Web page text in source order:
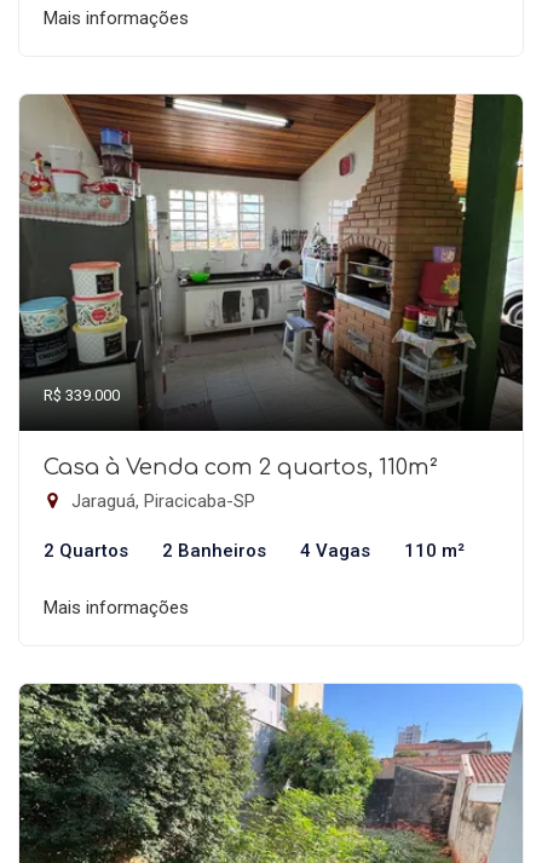
Mais informações
R$ 339.000
Casa à Venda com 2 quartos, 110m²
Jaraguá, Piracicaba-SP
2 Quartos 2 Banheiros 4 Vagas 110 m²
Mais informações